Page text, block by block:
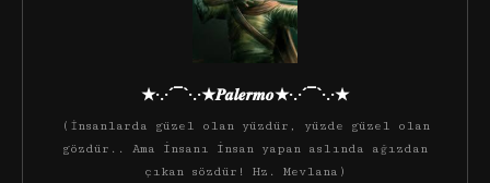
★·.·´¯`·.·★𝑷𝒂𝒍𝒆𝒓𝒎𝒐★·.·´¯`·.·★
(İnsanlarda güzel olan yüzdür, yüzde güzel olan
gözdür.. Ama insanı insan yapan aslında ağızdan
çıkan sözdür! Hz. Mevlana)